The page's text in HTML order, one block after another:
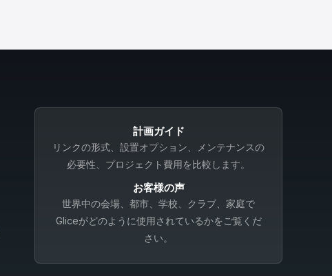
計画ガイド
リンクの形式、設置オプション、メンテナンスの
必要性、プロジェクト費用を比較します。
お客様の声
世界中の会場、都市、学校、クラブ、家庭で
Gliceがどのように使用されているかをご覧くだ
さい。